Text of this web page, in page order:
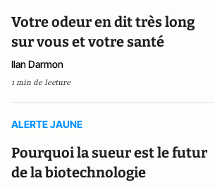
Votre odeur en dit très long
sur vous et votre santé
Ilan Darmon
1 min de lecture
ALERTE JAUNE
Pourquoi la sueur est le futur
de la biotechnologie